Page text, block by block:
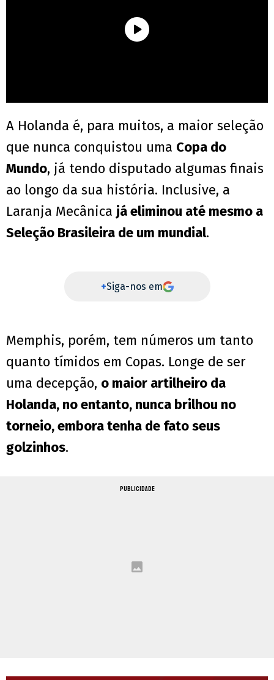
A Holanda é, para muitos, a maior seleção
que nunca conquistou uma Copa do
Mundo, já tendo disputado algumas finais
ao longo da sua história. Inclusive, a
Laranja Mecânica já eliminou até mesmo a
Seleção Brasileira de um mundial.
+Siga-nos em
Memphis, porém, tem números um tanto
quanto tímidos em Copas. Longe de ser
uma decepção, o maior artilheiro da
Holanda, no entanto, nunca brilhou no
torneio, embora tenha de fato seus
golzinhos.
PUBLICIDADE